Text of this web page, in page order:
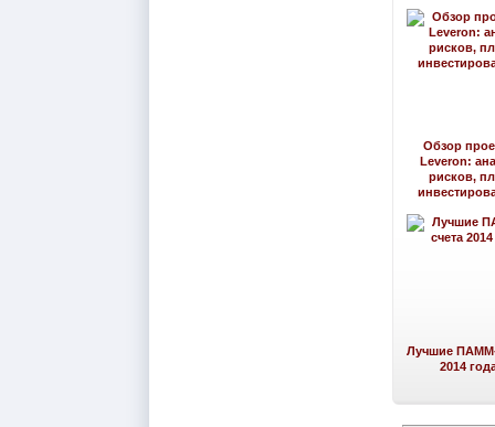
Обзор
Leveron:
рисков,
Лучшие ПАММ-
2014